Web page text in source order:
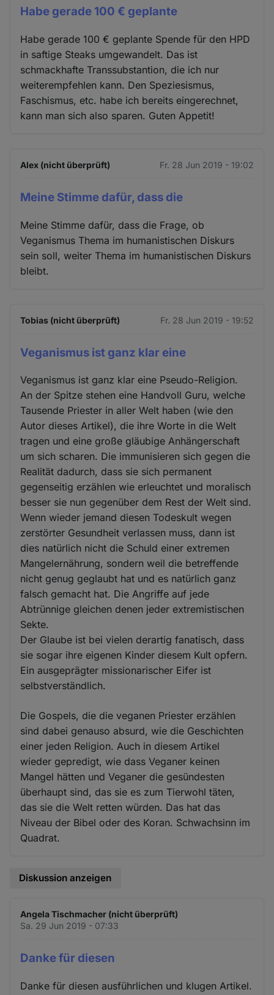
Habe gerade 100 € geplante
Habe gerade 100 € geplante Spende für den HPD
in saftige Steaks umgewandelt. Das ist
schmackhafte Transsubstantion, die ich nur
weiterempfehlen kann. Den Speziesismus,
Faschismus, etc. habe ich bereits eingerechnet,
kann man sich also sparen. Guten Appetit!
Alex (nicht überprüft) Fr. 28 Jun 2019 - 19:02
Meine Stimme dafür, dass die
Meine Stimme dafür, dass die Frage, ob
Veganismus Thema im humanistischen Diskurs
sein soll, weiter Thema im humanistischen Diskurs
bleibt.
Tobias (nicht überprüft) Fr. 28 Jun 2019 - 19:52
Veganismus ist ganz klar eine
Veganismus ist ganz klar eine Pseudo-Religion.
An der Spitze stehen eine Handvoll Guru, welche
Tausende Priester in aller Welt haben (wie den
Autor dieses Artikel), die ihre Worte in die Welt
tragen und eine große gläubige Anhängerschaft
um sich scharen. Die immunisieren sich gegen die
Realität dadurch, dass sie sich permanent
gegenseitig erzählen wie erleuchtet und moralisch
besser sie nun gegenüber dem Rest der Welt sind.
Wenn wieder jemand diesen Todeskult wegen
zerstörter Gesundheit verlassen muss, dann ist
dies natürlich nicht die Schuld einer extremen
Mangelernährung, sondern weil die betreffende
nicht genug geglaubt hat und es natürlich ganz
falsch gemacht hat. Die Angriffe auf jede
Abtrünnige gleichen denen jeder extremistischen
Sekte.
Der Glaube ist bei vielen derartig fanatisch, dass
sie sogar ihre eigenen Kinder diesem Kult opfern.
Ein ausgeprägter missionarischer Eifer ist
selbstverständlich.
Die Gospels, die die veganen Priester erzählen
sind dabei genauso absurd, wie die Geschichten
einer jeden Religion. Auch in diesem Artikel
wieder gepredigt, wie dass Veganer keinen
Mangel hätten und Veganer die gesündesten
überhaupt sind, das sie es zum Tierwohl täten,
das sie die Welt retten würden. Das hat das
Niveau der Bibel oder des Koran. Schwachsinn im
Quadrat.
Diskussion anzeigen
Angela Tischmacher (nicht überprüft)
Sa. 29 Jun 2019 - 07:33
Danke für diesen
Danke für diesen ausführlichen und klugen Artikel.